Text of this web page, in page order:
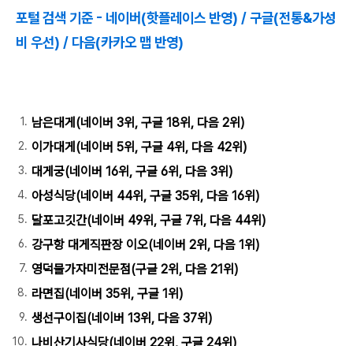
포털 검색 기준 - 네이버(핫플레이스 반영) / 구글(전통&가성
비 우선) / 다음(카카오 맵 반영)
남은대게(네이버 3위, 구글 18위, 다음 2위)
이가대게(네이버 5위, 구글 4위, 다음 42위)
대게궁(네이버 16위, 구글 6위, 다음 3위)
아성식당(네이버 44위, 구글 35위, 다음 16위)
달포고깃간(네이버 49위, 구글 7위, 다음 44위)
강구항 대게직판장 이오(네이버 2위, 다음 1위)
영덕물가자미전문점(구글 2위, 다음 21위)
라면집(네이버 35위, 구글 1위)
생선구이집(네이버 13위, 다음 37위)
나비산기사식당(네이버 22위, 구글 24위)